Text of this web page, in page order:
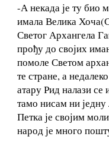
-А некада је ту био
имала Велика
Светог Архангела
прођу до својих
помоле Светом
те стране, а
атару Рид налази
тамо нисам ни
Петка је својим
народ је много